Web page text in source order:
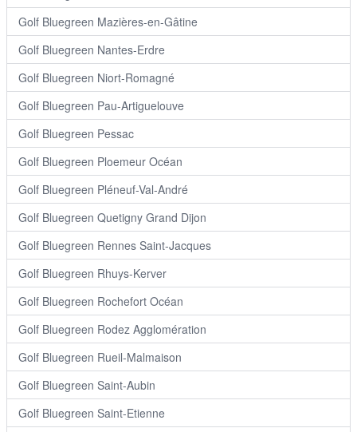
Golf Bluegreen Mazières-en-Gâtine
Golf Bluegreen Nantes-Erdre
Golf Bluegreen Niort-Romagné
Golf Bluegreen Pau-Artiguelouve
Golf Bluegreen Pessac
Golf Bluegreen Ploemeur Océan
Golf Bluegreen Pléneuf-Val-André
Golf Bluegreen Quetigny Grand Dijon
Golf Bluegreen Rennes Saint-Jacques
Golf Bluegreen Rhuys-Kerver
Golf Bluegreen Rochefort Océan
Golf Bluegreen Rodez Agglomération
Golf Bluegreen Rueil-Malmaison
Golf Bluegreen Saint-Aubin
Golf Bluegreen Saint-Etienne